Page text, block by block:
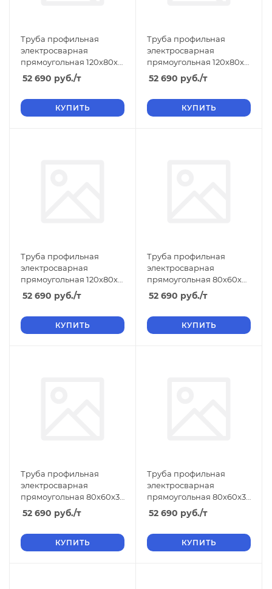
Труба профильная
электросварная
прямоугольная 120х80х4
ТУ, длина 12 м, размер b
52 690 руб./т
КУПИТЬ
Труба профильная
электросварная
прямоугольная 120х80х3
ТУ, длина 6 м, размер b
52 690 руб./т
КУПИТЬ
Труба профильная
электросварная
прямоугольная 120х80х3
ТУ, длина 12 м, размер b
52 690 руб./т
КУПИТЬ
Труба профильная
электросварная
прямоугольная 80х60х4
ТУ, длина 12 м, размер b
52 690 руб./т
КУПИТЬ
Труба профильная
электросварная
прямоугольная 80х60х3
ТУ, длина 12 м, размер b
52 690 руб./т
КУПИТЬ
Труба профильная
электросварная
прямоугольная 80х60х3
6м ТУ, длина 6 м, размер
b 60 3.00 00
52 690 руб./т
КУПИТЬ